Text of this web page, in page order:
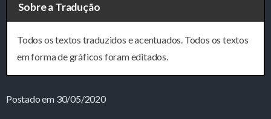
Sobre a Tradução
Todos os textos traduzidos e acentuados. Todos os textos
em forma de gráficos foram editados.
Postado em 30/05/2020